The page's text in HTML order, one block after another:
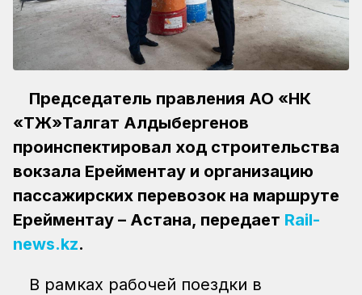
Председатель правления АО «НК
«ҚТЖ»Талгат Алдыбергенов
проинспектировал ход строительства
вокзала Ерейментау и организацию
пассажирских перевозок на маршруте
Ерейментау – Астана, передает Rail-
news.kz.
В рамках рабочей поездки в